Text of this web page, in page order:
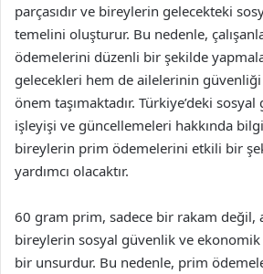
parçasıdır ve bireylerin gelecekteki
temelini oluşturur. Bu nedenle,
ödemelerini düzenli bir şekilde
gelecekleri hem de ailelerinin güvenliği
önem taşımaktadır. Türkiye’deki
işleyişi ve güncellemeleri hakkında
bireylerin prim ödemelerini etkili bir
yardımcı olacaktır.
60 gram prim, sadece bir rakam değil,
bireylerin sosyal güvenlik ve
bir unsurdur. Bu nedenle, prim